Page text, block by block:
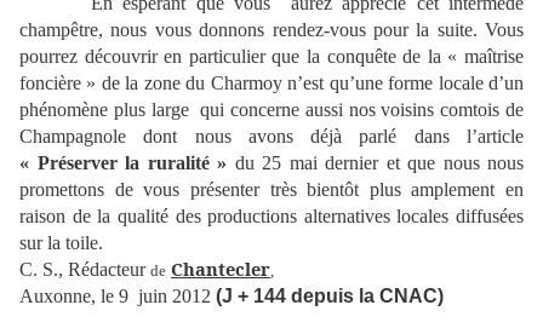
champêtre, nous vous donnons rendez-vous pour la suite. Vous
pourrez découvrir en particulier que la conquête de la « maîtrise
foncière » de la zone du Charmoy n’est qu’une forme locale d’un
phénomène plus large qui concerne aussi nos voisins comtois de
Champagnole dont nous avons déjà parlé dans l’article
« Préserver la ruralité » du 25 mai dernier et que nous nous
promettons de vous présenter très bientôt plus amplement en
raison de la qualité des productions alternatives locales diffusées
sur la toile.
C. S., Rédacteur de Chantecler,
Auxonne, le 9 juin 2012 (J + 144 depuis la CNAC)